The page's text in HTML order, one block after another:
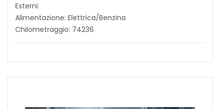
Esterni:
Alimentazione: Elettrica/Benzina
Chilometraggio: 74236